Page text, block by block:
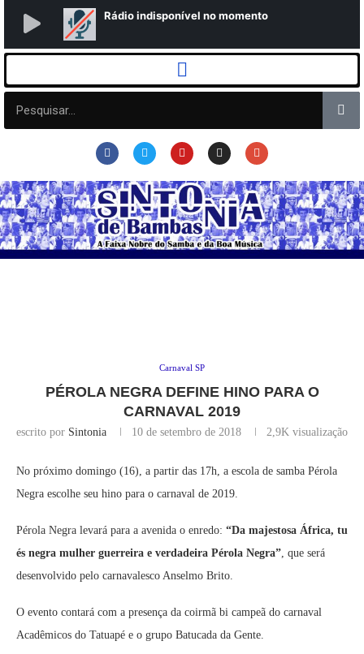
Carnaval SP
PÉROLA NEGRA DEFINE HINO PARA O
CARNAVAL 2019
escrito por Sintonia 10 de setembro de 2018 2,9K visualização
No próximo domingo (16), a partir das 17h, a escola de samba Pérola
Negra escolhe seu hino para o carnaval de 2019.
Pérola Negra levará para a avenida o enredo: “Da majestosa África, tu
és negra mulher guerreira e verdadeira Pérola Negra”, que será
desenvolvido pelo carnavalesco Anselmo Brito.
O evento contará com a presença da coirmã bi campeã do carnaval
Acadêmicos do Tatuapé e o grupo Batucada da Gente.